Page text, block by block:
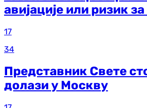
авијације или ризик
17
34
Представник Свете
долази у Москву